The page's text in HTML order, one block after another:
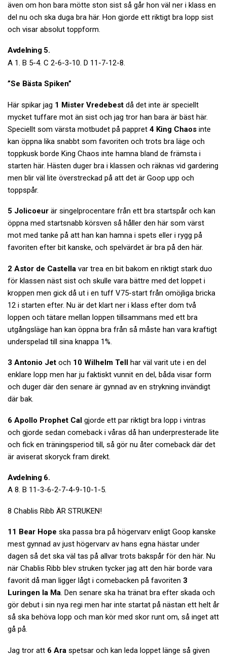
även om hon bara mötte ston sist så går hon väl ner i klass en
del nu och ska duga bra här. Hon gjorde ett riktigt bra lopp sist
och visar absolut toppform.
Avdelning 5.
A 1. B 5-4. C 2-6-3-10. D 11-7-12-8.
”Se Bästa Spiken”
Här spikar jag 1 Mister Vredebest då det inte är speciellt
mycket tuffare mot än sist och jag tror han bara är bäst här.
Speciellt som värsta motbudet på pappret 4 King Chaos inte
kan öppna lika snabbt som favoriten och trots bra läge och
toppkusk borde King Chaos inte hamna bland de främsta i
starten här. Hästen duger bra i klassen och räknas vid gardering
men blir väl lite överstreckad på att det är Goop upp och
toppspår.
5 Jolicoeur är singelprocentare från ett bra startspår och kan
öppna med startsnabb körsven så håller den här som värst
mot med tanke på att han kan hamna i spets eller i rygg på
favoriten efter bit kanske, och spelvärdet är bra på den här.
2 Astor de Castella var trea en bit bakom en riktigt stark duo
för klassen näst sist och skulle vara bättre med det loppet i
kroppen men gick då ut i en tuff V75-start från omöjliga bricka
12 i starten efter. Nu är det klart ner i klass efter dom två
loppen och tätare mellan loppen tillsammans med ett bra
utgångsläge han kan öppna bra från så måste han vara kraftigt
underspelad till sina knappa 1%.
3 Antonio Jet och 10 Wilhelm Tell har väl varit ute i en del
enklare lopp men har ju faktiskt vunnit en del, båda visar form
och duger där den senare är gynnad av en strykning invändigt
där bak.
6 Apollo Prophet Cal gjorde ett par riktigt bra lopp i vintras
och gjorde sedan comeback i våras då han underpresterade lite
och fick en träningsperiod till, så gör nu åter comeback där det
är aviserat skoryck fram direkt.
Avdelning 6.
A 8. B 11-3-6-2-7-4-9-10-1-5.
8 Chablis Ribb ÄR STRUKEN!
11 Bear Hope ska passa bra på högervarv enligt Goop kanske
mest gynnad av just högervarv av hans egna hästar under
dagen så det ska väl tas på allvar trots bakspår för den här. Nu
när Chablis Ribb blev struken tycker jag att den här borde vara
favorit då man ligger lågt i comebacken på favoriten 3
Luringen la Ma. Den senare ska ha tränat bra efter skada och
gör debut i sin nya regi men har inte startat på nästan ett helt år
så ska behöva lopp och man kör med skor runt om, så inget att
gå på.
Jag tror att 6 Ara spetsar och kan leda loppet länge så given